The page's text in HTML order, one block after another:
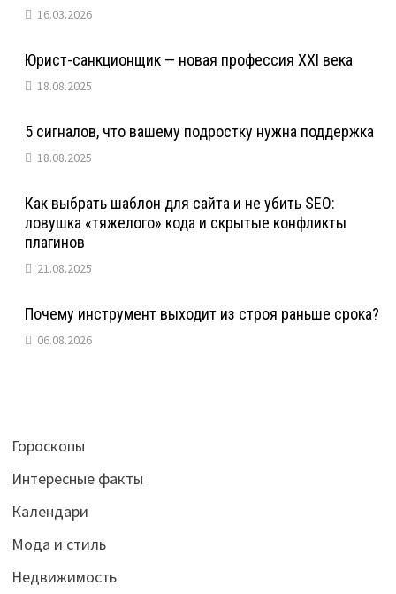
16.03.2026
Юрист-санкционщик — новая профессия XXI века
18.08.2025
5 сигналов, что вашему подростку нужна поддержка
18.08.2025
Как выбрать шаблон для сайта и не убить SEO:
ловушка «тяжелого» кода и скрытые конфликты
плагинов
21.08.2025
Почему инструмент выходит из строя раньше срока?
06.08.2026
Гороскопы
Интересные факты
Календари
Мода и стиль
Недвижимость